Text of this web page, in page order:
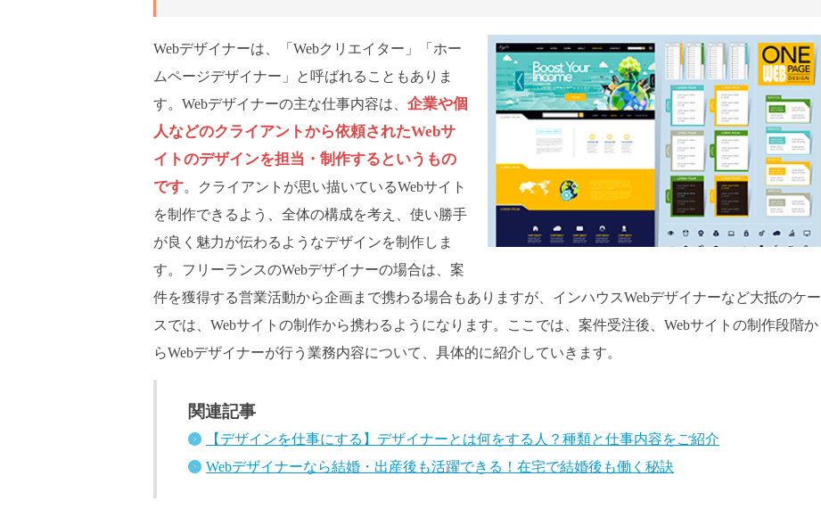
Webデザイナーは、「Webクリエイター」「ホー
ムページデザイナー」と呼ばれることもありま
す。Webデザイナーの主な仕事内容は、 企業や個
人などのクライアントから依頼されたWebサ
イトのデザインを担当・制作するというもの
です。クライアントが思い描いているWebサイト
を制作できるよう、全体の構成を考え、使い勝手
が良く魅力が伝わるようなデザインを制作しま
す。フリーランスのWebデザイナーの場合は、案
件を獲得する営業活動から企画まで携わる場合もありますが、インハウスWebデザイナーなど大抵のケー
スでは、Webサイトの制作から携わるようになります。ここでは、案件受注後、Webサイトの制作段階か
らWebデザイナーが行う業務内容について、具体的に紹介していきます。
関連記事
【デザインを仕事にする】デザイナーとは何をする人？種類と仕事内容をご紹介
Webデザイナーなら結婚・出産後も活躍できる！在宅で結婚後も働く秘訣